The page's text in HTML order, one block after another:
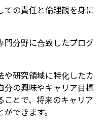
ての責任と倫理観を身に
門分野に合致したプログ
研究領域に特化したカ
分の興味やキャリア目標
ことで、将来のキャリア
できます。